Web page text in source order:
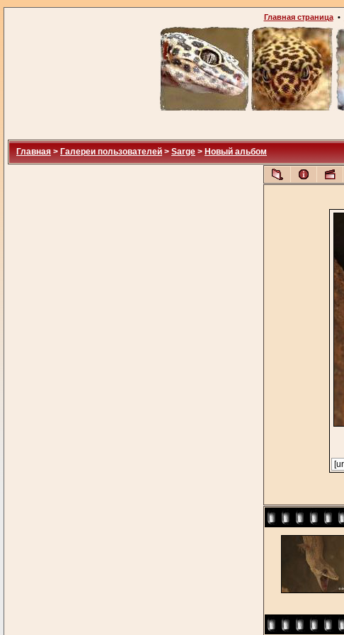
Главная страница•
Главная > Галереи пользователей > Sarge > Новый альбом